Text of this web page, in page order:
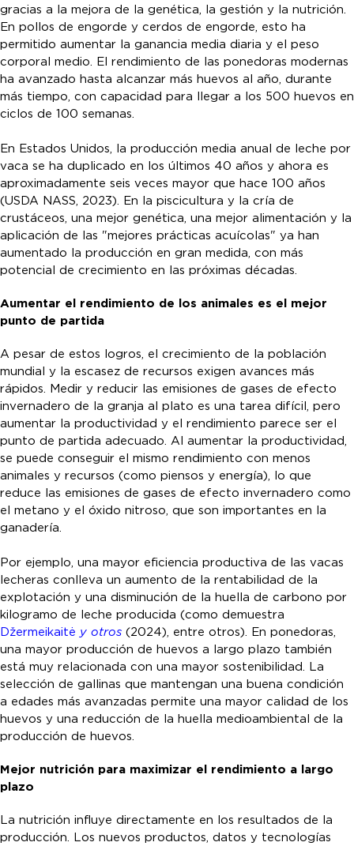
gracias a la mejora de la genética, la gestión y la nutrición.
En pollos de engorde y cerdos de engorde, esto ha
permitido aumentar la ganancia media diaria y el peso
corporal medio. El rendimiento de las ponedoras modernas
ha avanzado hasta alcanzar más huevos al año, durante
más tiempo, con capacidad para llegar a los 500 huevos en
ciclos de 100 semanas.
En Estados Unidos, la producción media anual de leche por
vaca se ha duplicado en los últimos 40 años y ahora es
aproximadamente seis veces mayor que hace 100 años
(USDA NASS, 2023). En la piscicultura y la cría de
crustáceos, una mejor genética, una mejor alimentación y la
aplicación de las "mejores prácticas acuícolas" ya han
aumentado la producción en gran medida, con más
potencial de crecimiento en las próximas décadas.
Aumentar el rendimiento de los animales es el mejor
punto de partida
A pesar de estos logros, el crecimiento de la población
mundial y la escasez de recursos exigen avances más
rápidos. Medir y reducir las emisiones de gases de efecto
invernadero de la granja al plato es una tarea difícil, pero
aumentar la productividad y el rendimiento parece ser el
punto de partida adecuado. Al aumentar la productividad,
se puede conseguir el mismo rendimiento con menos
animales y recursos (como piensos y energía), lo que
reduce las emisiones de gases de efecto invernadero como
el metano y el óxido nitroso, que son importantes en la
ganadería.
Por ejemplo, una mayor eficiencia productiva de las vacas
lecheras conlleva un aumento de la rentabilidad de la
explotación y una disminución de la huella de carbono por
kilogramo de leche producida (como demuestra
Džermeikaitė y otros (2024), entre otros). En ponedoras,
una mayor producción de huevos a largo plazo también
está muy relacionada con una mayor sostenibilidad. La
selección de gallinas que mantengan una buena condición
a edades más avanzadas permite una mayor calidad de los
huevos y una reducción de la huella medioambiental de la
producción de huevos.
Mejor nutrición para maximizar el rendimiento a largo
plazo
La nutrición influye directamente en los resultados de la
producción. Los nuevos productos, datos y tecnologías